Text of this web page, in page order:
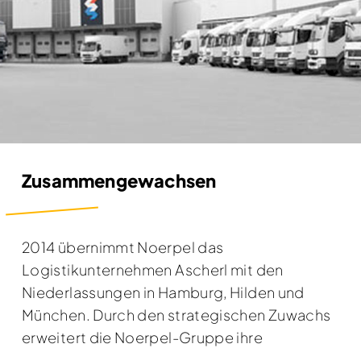
Zusammengewachsen
2014 übernimmt Noerpel das
Logistikunternehmen Ascherl mit den
Niederlassungen in Hamburg, Hilden und
München. Durch den strategischen Zuwachs
erweitert die Noerpel-Gruppe ihre